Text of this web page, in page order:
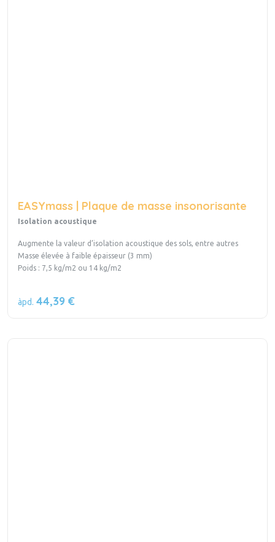
EASYmass | Plaque de masse insonorisante
Isolation acoustique
Augmente la valeur d’isolation acoustique des sols, entre autres
Masse élevée à faible épaisseur (3 mm)
Poids : 7,5 kg/m2 ou 14 kg/m2
àpd. 44,39 €